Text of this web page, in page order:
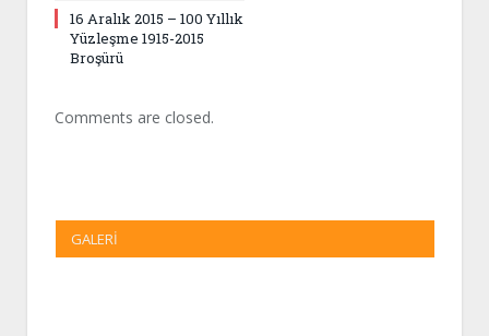
16 Aralık 2015 – 100 Yıllık
Yüzleşme 1915-2015
Broşürü
Comments are closed.
GALERI